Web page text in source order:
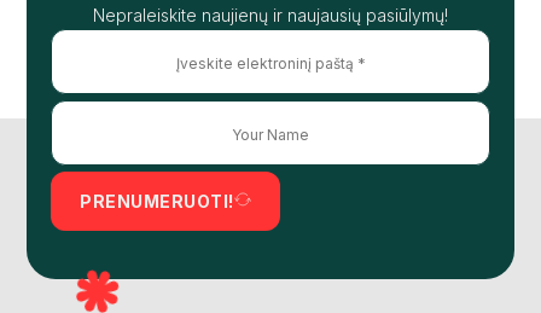
Nepraleiskite naujienų ir naujausių pasiūlymų!
PRENUMERUOTI!